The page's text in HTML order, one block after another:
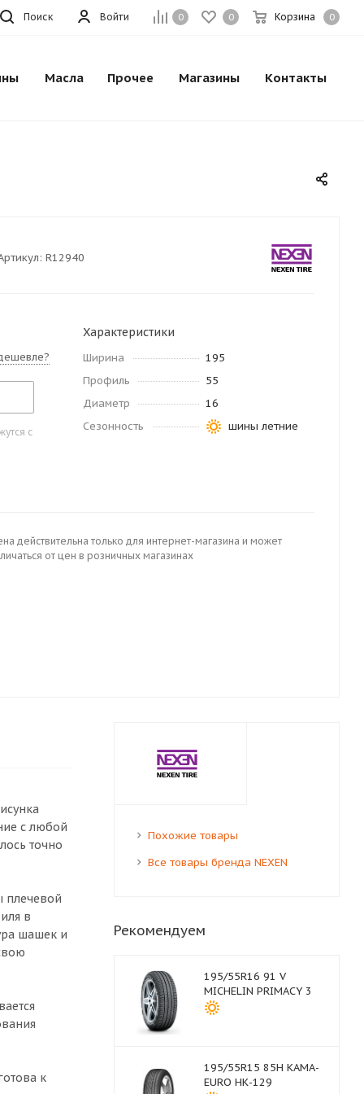
0 0 Корзина 0
Войти
Поиск
Масла Прочее Магазины Контакты
R12940
с
Характеристики
Ширина
195
Профиль
55
Диаметр
16
Сезонность
шины летние
действительна только для интернет-магазина и может
от цен в розничных магазинах
с любой
точно
плечевой
в
шашек и
к
Похожие товары
Все товары бренда NEXEN
Рекомендуем
195/55R16 91 V
MICHELIN PRIMACY 3
195/55R15 85H КАМА-
EURO НК-129